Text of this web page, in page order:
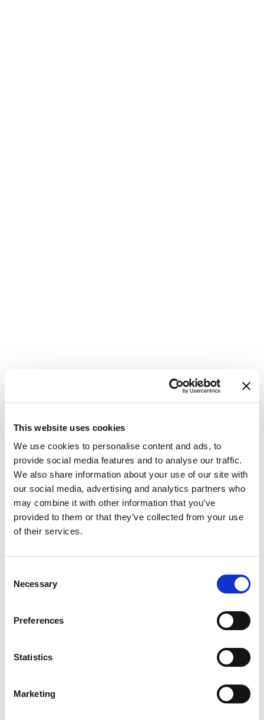
This website uses cookies
We use cookies to personalise content and ads, to
provide social media features and to analyse our traffic.
We also share information about your use of our site with
our social media, advertising and analytics partners who
may combine it with other information that you’ve
provided to them or that they’ve collected from your use
of their services.
Selection
Necessary
Preferences
Statistics
Marketing
Yate de velaHanse 348 First
Wind
Polonia ,Gdansk
Przystan Cesarska
Solicitar disponibilidad y condiciones
Año de construcción
Camarotes
8